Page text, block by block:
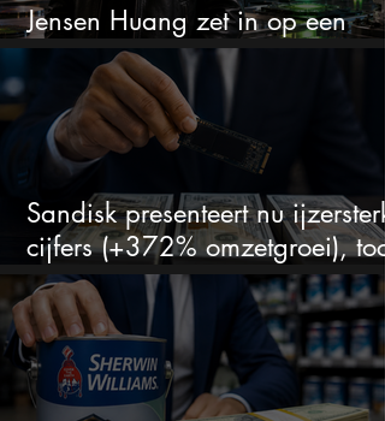
Jensen Huang zet in op een
aandeel dat bijna niemand kent
Sandisk presenteert nu
cijfers (+372% omzetgroei), toch
zakt het aandeel weg